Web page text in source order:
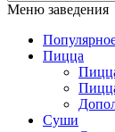
Меню заведения
Пицца
Суши